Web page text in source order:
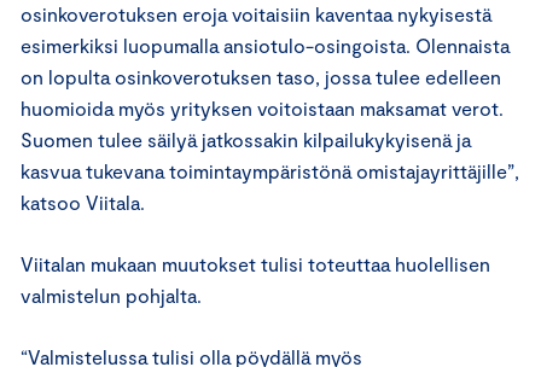
osinkoverotuksen eroja voitaisiin kaventaa nykyisestä
esimerkiksi luopumalla ansiotulo-osingoista. Olennaista
on lopulta osinkoverotuksen taso, jossa tulee edelleen
huomioida myös yrityksen voitoistaan maksamat verot.
Suomen tulee säilyä jatkossakin kilpailukykyisenä ja
kasvua tukevana toimintaympäristönä omistajayrittäjille”,
katsoo Viitala.
Viitalan mukaan muutokset tulisi toteuttaa huolellisen
valmistelun pohjalta.
“Valmistelussa tulisi olla pöydällä myös